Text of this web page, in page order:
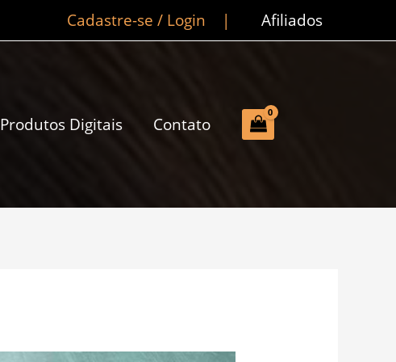
Cadastre-se / Login | Afiliados
Produtos Digitais Contato